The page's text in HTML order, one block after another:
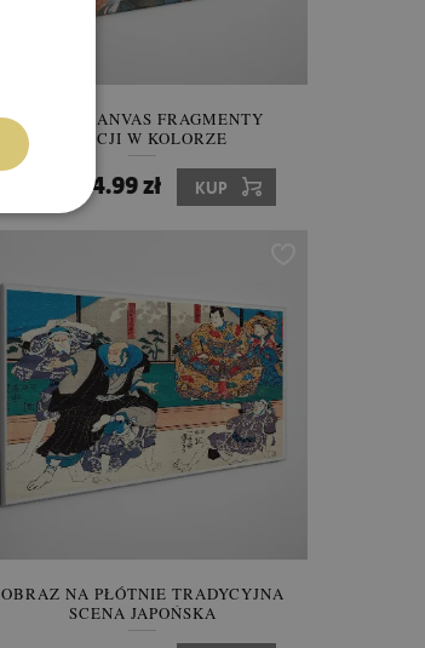
OBRAZ CANVAS FRAGMENTY
EMOCJI W KOLORZE
154.99 zł KUP
OBRAZ NA PŁÓTNIE TRADYCYJNA
SCENA JAPOŃSKA